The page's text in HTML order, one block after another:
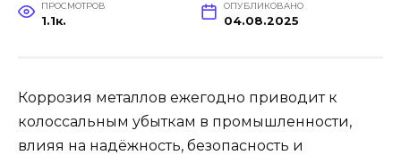
ПРОСМОТРОВ
1.1к.
ОПУБЛИКОВАНО
04.08.2025
Коррозия металлов ежегодно приводит к
колоссальным убыткам в промышленности,
влияя на надёжность, безопасность и